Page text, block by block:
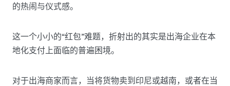
的热闹与仪式感。
这一个小小的“红包”难题，折射出的其实是出海企业在本
地化支付上面临的普遍困境。
对于出海商家而言，当将货物卖到印尼或越南，或者在当